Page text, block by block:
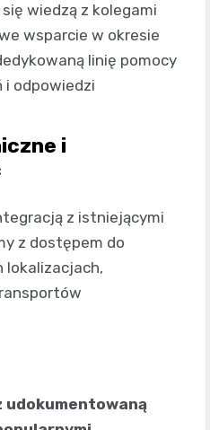
wiedzą z kolegami
wsparcie w okresie
linię pomocy
i odpowiedzi
i
z istniejącymi
z dostępem do
udokumentowaną